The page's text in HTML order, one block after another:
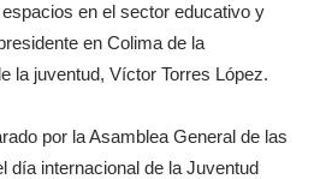
en el sector educativo y
en Colima de la
la juventud, Víctor Torres López.
por la Asamblea General de las
día internacional de la Juventud